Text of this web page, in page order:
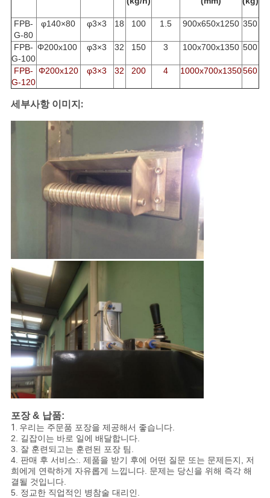
PRIVACY
POLICY
FPB-
G-80
φ140×80 φ3×3 18 100 1.5 900x650x1250 350
FPB-
G-100
Φ200x100 φ3×3 32 150 3 100x700x1350 500
FPB-
G-120
Φ200x120 φ3×3 32 200 4 1000x700x1350560
세부사항 이미지:
포장 & 납품:
1. 우리는 주문품 포장을 제공해서 좋습니다.
2. 길잡이는 바로 일에 배달합니다.
3. 잘 훈련되고는 훈련된 포장 팀.
4. 판매 후 서비스:. 제품을 받기 후에 어떤 질문 또는 문제든지, 저
희에게 연락하게 자유롭게 느낍니다. 문제는 당신을 위해 즉각 해
결될 것입니다.
5. 정교한 직업적인 병참술 대리인.